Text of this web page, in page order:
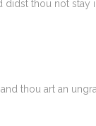
didst thou not
thou art an